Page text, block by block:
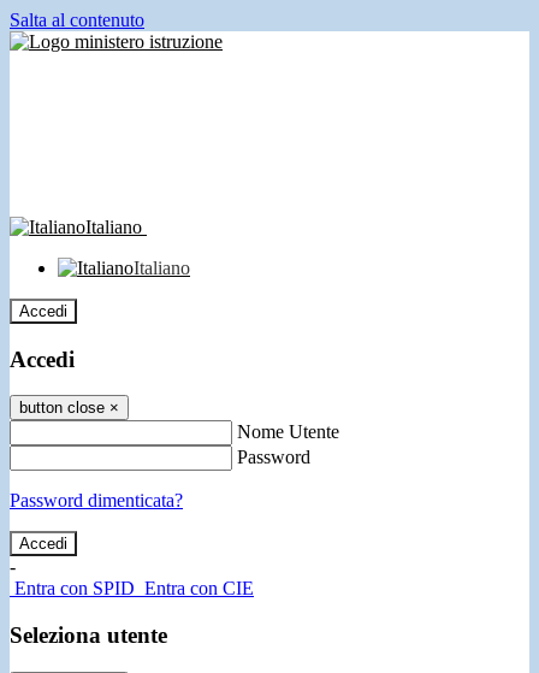
Salta al contenuto
Italiano
Italiano
Accedi
Accedi
button close ×
Nome Utente
Password
Password dimenticata?
-
Entra con SPID Entra con CIE
Seleziona utente